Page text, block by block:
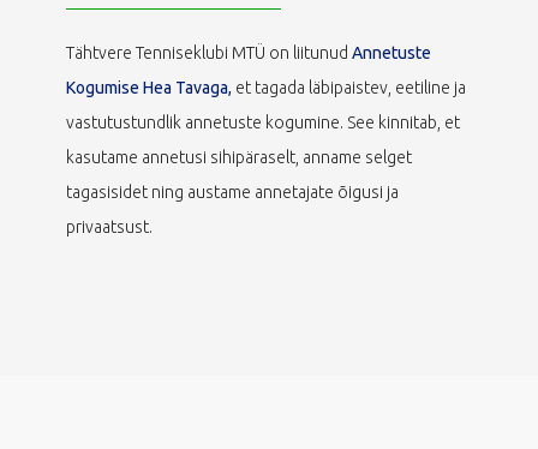
Tähtvere Tenniseklubi MTÜ on liitunud Annetuste
Kogumise Hea Tavaga, et tagada läbipaistev, eetiline ja
vastutustundlik annetuste kogumine. See kinnitab, et
kasutame annetusi sihipäraselt, anname selget
tagasisidet ning austame annetajate õigusi ja
privaatsust.